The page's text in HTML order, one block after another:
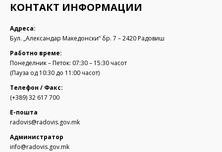
КОНТАКТ ИНФОРМАЦИИ
Адреса:
Бул. „Александар Македонски“ бр. 7 – 2420 Радовиш
Работно време:
Понеделник – Петок: 07:30 – 15:30 часот
(Пауза од 10:30 до 11:00 часот)
Телефон / Факс:
(+389) 32 617 700
Е-пошта
radovis@radovis.gov.mk
Администратор
info@radovis.gov.mk